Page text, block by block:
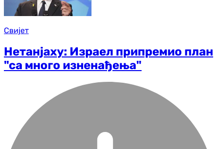
Свијет
Нетанјаху: Израел припремио план
"са много изненађења"